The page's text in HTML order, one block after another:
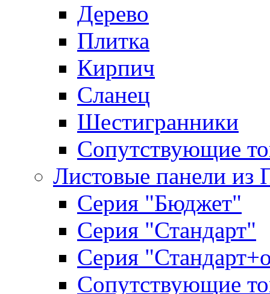
Дерево
Плитка
Кирпич
Сланец
Шестигранники
Сопутствующие
Листовые панели из
Серия "Бюджет"
Серия "Стандарт"
Серия
Сопутствующие